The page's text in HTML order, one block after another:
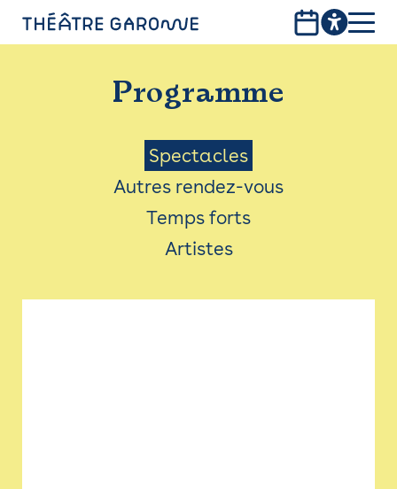
PROGRAMME
INFOS PRATIQUES
AVEC LES PUBLICS
ACCESSIBILITÉ
LES PRODUCTIONS
Programme
Menu
Saison
Spectacles
Autres rendez-vous
Temps forts
Artistes